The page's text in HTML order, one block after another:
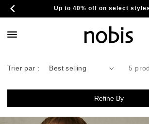
passer
au
Up to 40% off on select styles
Trier par : 5
Refine By